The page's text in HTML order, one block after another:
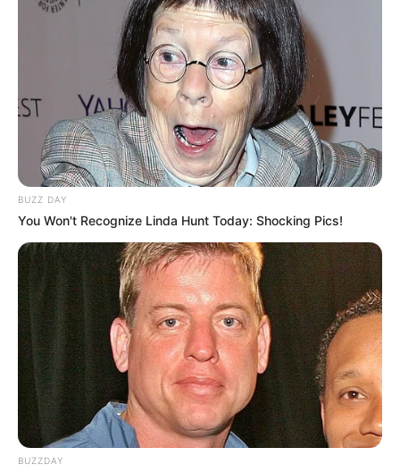
BUZZ DAY
You Won't Recognize Linda Hunt Today: Shocking Pics!
BUZZDAY